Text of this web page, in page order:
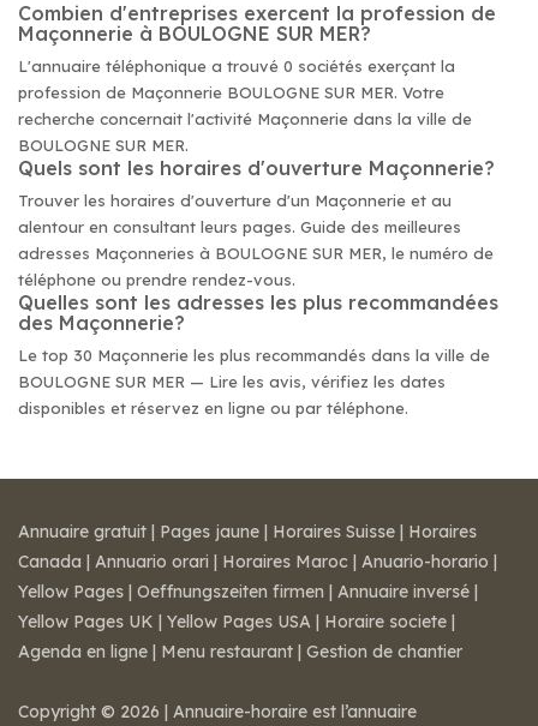
Combien d'entreprises exercent la profession de
Maçonnerie à BOULOGNE SUR MER?
L'annuaire téléphonique a trouvé 0 sociétés exerçant la
profession de Maçonnerie BOULOGNE SUR MER. Votre
recherche concernait l'activité Maçonnerie dans la ville de
BOULOGNE SUR MER.
Quels sont les horaires d'ouverture Maçonnerie?
Trouver les horaires d'ouverture d'un Maçonnerie et au
alentour en consultant leurs pages. Guide des meilleures
adresses Maçonneries à BOULOGNE SUR MER, le numéro de
téléphone ou prendre rendez-vous.
Quelles sont les adresses les plus recommandées
des Maçonnerie?
Le top 30 Maçonnerie les plus recommandés dans la ville de
BOULOGNE SUR MER — Lire les avis, vérifiez les dates
disponibles et réservez en ligne ou par téléphone.
Annuaire gratuit | Pages jaune | Horaires Suisse | Horaires
Canada | Annuario orari | Horaires Maroc | Anuario-horario |
Yellow Pages | Oeffnungszeiten firmen | Annuaire inversé |
Yellow Pages UK | Yellow Pages USA | Horaire societe |
Agenda en ligne | Menu restaurant | Gestion de chantier
Copyright © 2026 | Annuaire-horaire est l’annuaire